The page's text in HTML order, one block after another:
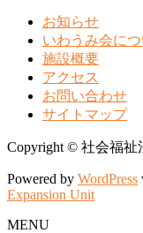
お知らせ
いわうみ会につ
施設概要
アクセス
お問い合わせ
サイトマップ
Copyright © 社会福
Powered by WordPress
Expansion Unit
MENU